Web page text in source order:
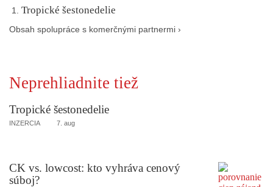
Tropické šestonedelie
Obsah spolupráce s komerčnými partnermi ›
Neprehliadnite tiež
Tropické šestonedelie
INZERCIA 7. aug
CK vs. lowcost: kto vyhráva cenový
súboj?